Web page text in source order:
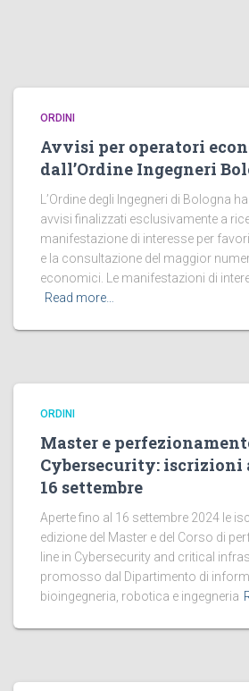
ORDINI
Avvisi per operatori
dall’Ordine Ingegneri
L’Ordine degli Ingegneri di Bologna
avvisi finalizzati esclusivamente a
manifestazione di interesse per
e la consultazione del maggior
economici. Le manifestazioni di
Read more…
ORDINI
Master e
Cybersecurity: iscrizioni
16 settembre
Aperte fino al 16 settembre 2024 le
edizione del Master e del Corso di
line in Cybersecurity and critical
promosso dal Dipartimento di
bioingegneria, robotica e ingegneria